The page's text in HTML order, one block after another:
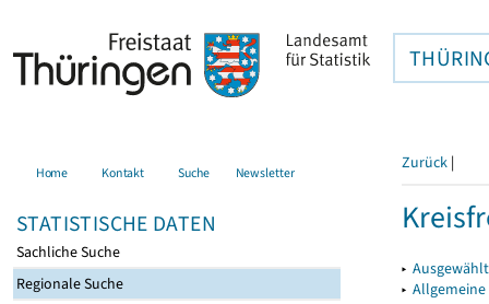
Home Kontakt Suche Newsletter
STATISTISCHE DATEN
Sachliche Suche
Regionale Suche
Zurück |
▸
▸